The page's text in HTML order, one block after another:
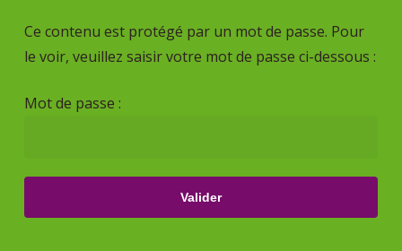
Ce contenu est protégé par un mot de passe. Pour
le voir, veuillez saisir votre mot de passe ci-dessous :
Mot de passe :